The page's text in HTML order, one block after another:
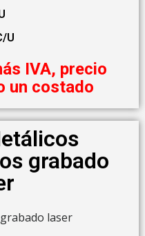
U
IVA, precio
un costado
grabado